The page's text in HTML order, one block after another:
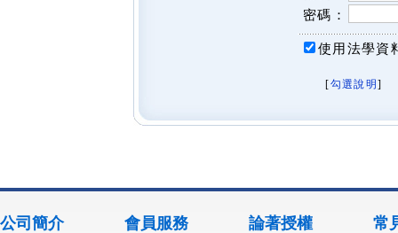
密碼：
使用法學資
[勾選說明 ]
公司簡介 會員服務 論著授權 常